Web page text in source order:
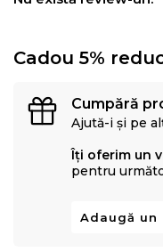
Cadou 5%
Cumpără
Ajută-i și pe
Îți oferim un
pentru
Adaugă un